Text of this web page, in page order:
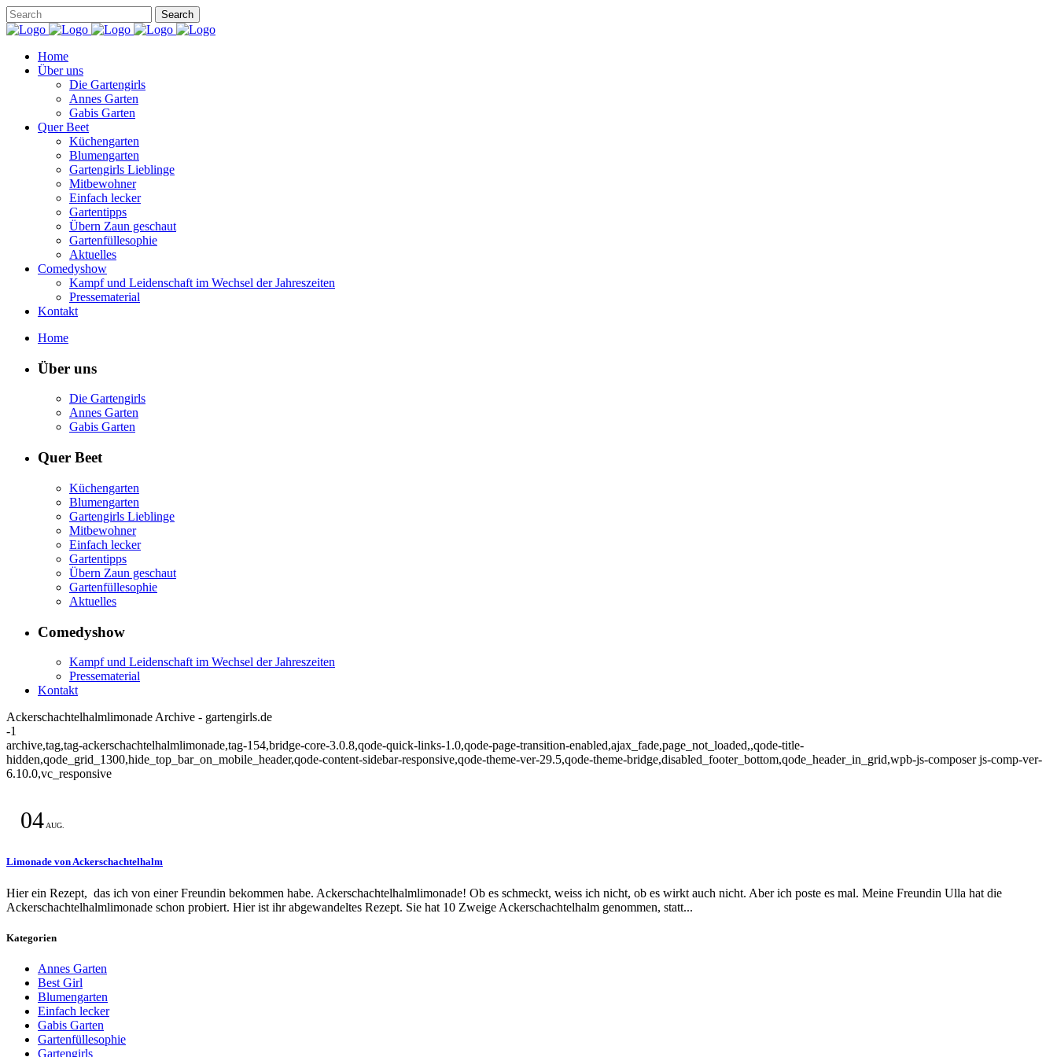
Home
Über uns
Die Gartengirls
Annes Garten
Gabis Garten
Quer Beet
Küchengarten
Blumengarten
Gartengirls Lieblinge
Mitbewohner
Einfach lecker
Gartentipps
Übern Zaun geschaut
Gartenfüllesophie
Aktuelles
Comedyshow
Kampf und Leidenschaft im Wechsel der Jahreszeiten
Pressematerial
Kontakt
Home
Über uns
Die Gartengirls
Annes Garten
Gabis Garten
Quer Beet
Küchengarten
Blumengarten
Gartengirls Lieblinge
Mitbewohner
Einfach lecker
Gartentipps
Übern Zaun geschaut
Gartenfüllesophie
Aktuelles
Comedyshow
Kampf und Leidenschaft im Wechsel der Jahreszeiten
Pressematerial
Kontakt
Ackerschachtelhalmlimonade Archive - gartengirls.de
-1
archive,tag,tag-ackerschachtelhalmlimonade,tag-154,bridge-core-3.0.8,qode-quick-links-1.0,qode-page-transition-enabled,ajax_fade,page_not_loaded,,qode-title-
hidden,qode_grid_1300,hide_top_bar_on_mobile_header,qode-content-sidebar-responsive,qode-theme-ver-29.5,qode-theme-bridge,disabled_footer_bottom,qode_header_in_grid,wpb-js-composer js-comp-ver-
6.10.0,vc_responsive
04AUG.
Limonade von Ackerschachtelhalm
Hier ein Rezept, das ich von einer Freundin bekommen habe. Ackerschachtelhalmlimonade! Ob es schmeckt, weiss ich nicht, ob es wirkt auch nicht. Aber ich poste es mal. Meine Freundin Ulla hat die
Ackerschachtelhalmlimonade schon probiert. Hier ist ihr abgewandeltes Rezept. Sie hat 10 Zweige Ackerschachtelhalm genommen, statt...
Kategorien
Annes Garten
Best Girl
Blumengarten
Einfach lecker
Gabis Garten
Gartenfüllesophie
Gartengirls